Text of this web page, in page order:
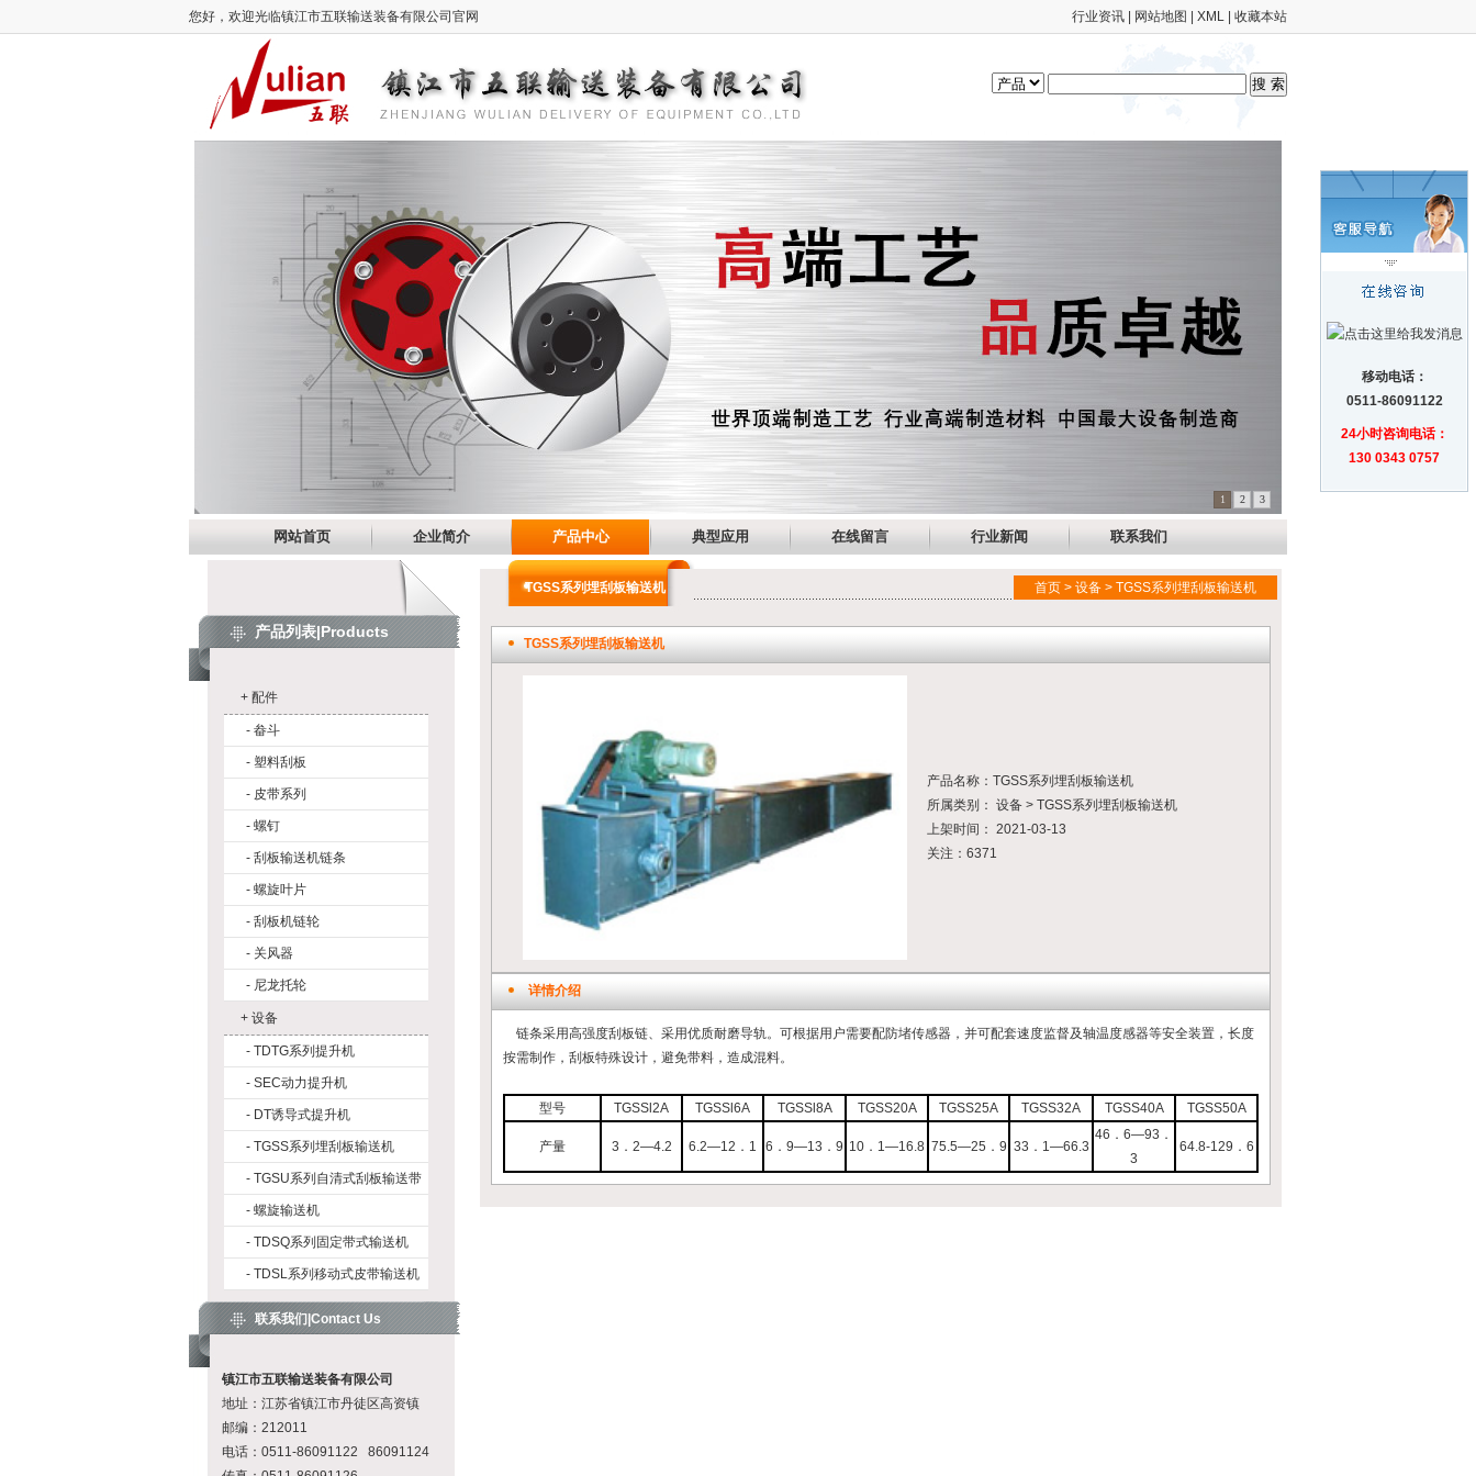
您好，欢迎光临镇江市五联输送装备有限公司官网 行业资讯 网站地图 XML 收藏本站
1 2 3
网站首页 企业简介 产品中心 典型应用 在线留言 行业新闻 联系我们
产品列表|Products
+ 配件
- 畚斗
- 塑料刮板
- 皮带系列
- 螺钉
- 刮板输送机链条
- 螺旋叶片
- 刮板机链轮
- 关风器
- 尼龙托轮
+ 设备
- TDTG系列提升机
- SEC动力提升机
- DT诱导式提升机
- TGSS系列埋刮板输送机
- TGSU系列自清式刮板输送带
- 螺旋输送机
- TDSQ系列固定带式输送机
- TDSL系列移动式皮带输送机
联系我们|Contact Us
镇江市五联输送装备有限公司
地址：江苏省镇江市丹徒区高资镇
邮编：212011
电话：0511-86091122 86091124
TGSS系列埋刮板输送机 首页 > 设备 > TGSS系列埋刮板输送机
TGSS系列埋刮板输送机
产品名称：TGSS系列埋刮板输送机
所属类别： 设备 > TGSS系列埋刮板输送机
上架时间： 2021-03-13
关注：6371
详情介绍
链条采用高强度刮板链、采用优质耐磨导轨。可根据用户需要配防堵传感器，并可配套速度监督及轴温度感器等安全装置，长度
按需制作，刮板特殊设计，避免带料，造成混料。
型号 TGSSl2A TGSSl6A TGSSl8A TGSS20A TGSS25A TGSS32A TGSS40A TGSS50A
产量 3．2—4.2 6.2—12．1 6．9—13．9 10．1—16.8 75.5—25．9 33．1—66.3
46．6—93．
3
64.8-129．6
移动电话：
0511-86091122
24小时咨询电话：
130 0343 0757